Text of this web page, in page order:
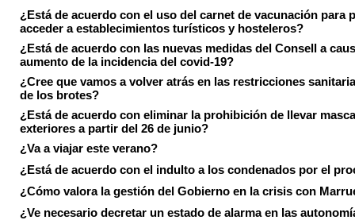
¿Está de acuerdo con el uso del carnet de vacunación para
acceder a establecimientos turísticos y hosteleros?
¿Está de acuerdo con las nuevas medidas del Consell a
aumento de la incidencia del covid-19?
¿Cree que vamos a volver atrás en las restricciones
de los brotes?
¿Está de acuerdo con eliminar la prohibición de llevar
exteriores a partir del 26 de junio?
¿Va a viajar este verano?
¿Está de acuerdo con el indulto a los condenados por el
¿Cómo valora la gestión del Gobierno en la crisis con
¿Ve necesario decretar un estado de alarma en las